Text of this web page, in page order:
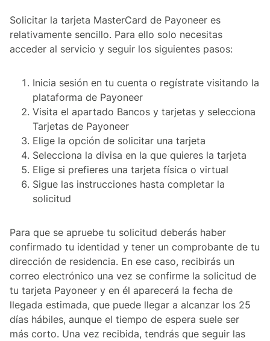
Solicitar la tarjeta MasterCard de Payoneer es
relativamente sencillo. Para ello solo necesitas
acceder al servicio y seguir los siguientes pasos:
Inicia sesión en tu cuenta o regístrate visitando la
plataforma de Payoneer
Visita el apartado Bancos y tarjetas y selecciona
Tarjetas de Payoneer
Elige la opción de solicitar una tarjeta
Selecciona la divisa en la que quieres la tarjeta
Elige si prefieres una tarjeta física o virtual
Sigue las instrucciones hasta completar la
solicitud
Para que se apruebe tu solicitud deberás haber
confirmado tu identidad y tener un comprobante de tu
dirección de residencia. En ese caso, recibirás un
correo electrónico una vez se confirme la solicitud de
tu tarjeta Payoneer y en él aparecerá la fecha de
llegada estimada, que puede llegar a alcanzar los 25
días hábiles, aunque el tiempo de espera suele ser
más corto. Una vez recibida, tendrás que seguir las